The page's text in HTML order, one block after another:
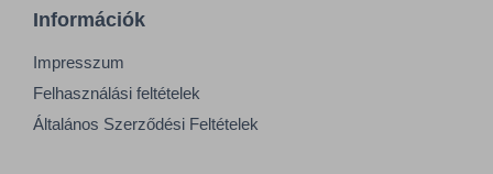
Információk
Impresszum
Felhasználási feltételek
Általános Szerződési Feltételek